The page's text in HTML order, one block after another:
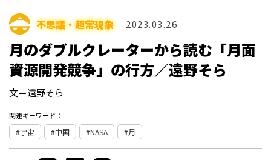
不思議・超常現象 2023.03.26
月のダブルクレーターから読む「月面
資源開発競争」の行方／遠野そら
文＝遠野そら
関連キーワード：
宇宙 中国 NASA 月